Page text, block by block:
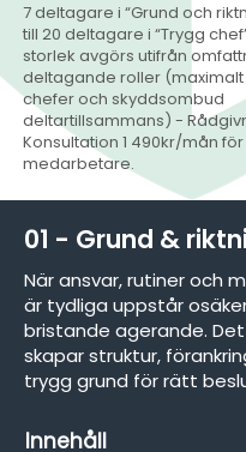
7 deltagare i “Grund och
till 20 deltagare i “Trygg
storlek avgörs utifrån
deltagande roller
chefer och skyddsombud
deltartillsammans) -
Konsultation 1 490kr/mån för
medarbetare.
01 - Grund &
När ansvar, rutiner och
är tydliga uppstår
bristande agerande.
skapar struktur,
trygg grund för rätt
Innehåll